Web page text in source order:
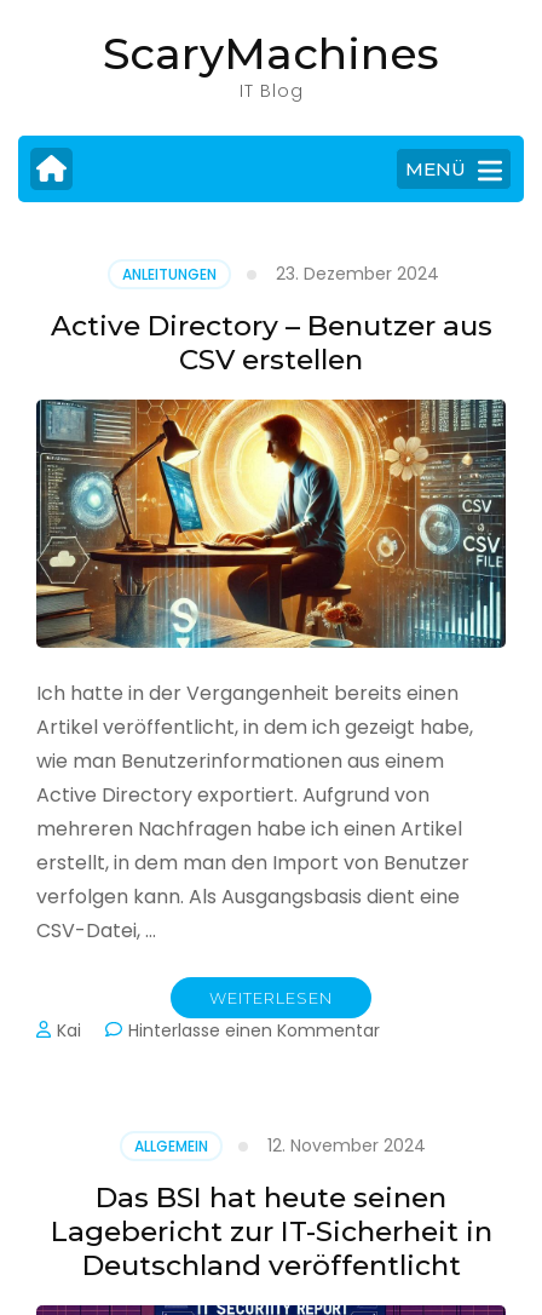
drücken)
ScaryMachines
IT Blog
MENÜ
ANLEITUNGEN 23. Dezember 2024
Active Directory – Benutzer aus
CSV erstellen
Ich hatte in der Vergangenheit bereits einen
Artikel veröffentlicht, in dem ich gezeigt habe,
wie man Benutzerinformationen aus einem
Active Directory exportiert. Aufgrund von
mehreren Nachfragen habe ich einen Artikel
erstellt, in dem man den Import von Benutzer
verfolgen kann. Als Ausgangsbasis dient eine
CSV-Datei, …
WEITERLESEN
Kai Hinterlasse einen Kommentarzu
aus
CSV
erstellen
ALLGEMEIN 12. November 2024
Das BSI hat heute seinen
Lagebericht zur IT-Sicherheit in
Deutschland veröffentlicht